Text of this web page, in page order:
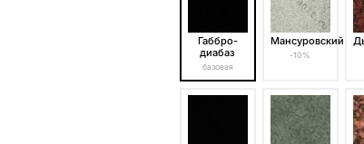
Габбро-
диабаз
базовая
Мансуровский
-10%